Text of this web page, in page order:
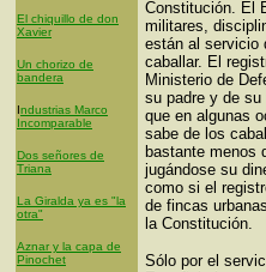
El chiquillo de don
Xavier
Un chorizo de
bandera
Industrias Marco
Incomparable
Dos señores de
Triana
La Giralda ya es "la
otra"
Aznar y la capa de
Pinochet
Constitución. El
militares,
están al servicio
caballar. El
Ministerio de
su padre y de
que en algunas
sabe de los
bastante menos
jugándose su
como si el
de fincas
la Constitución.
Sólo por el